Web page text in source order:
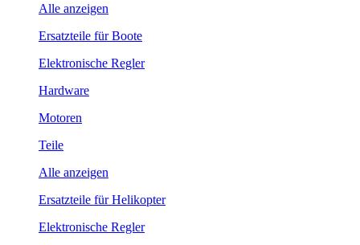
Alle anzeigen
Ersatzteile für Boote
Elektronische Regler
Hardware
Motoren
Teile
Alle anzeigen
Ersatzteile für Helikopter
Elektronische Regler